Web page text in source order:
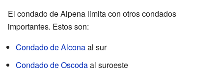
El condado de Alpena limita con otros condados
importantes. Estos son:
Condado de Alconaal sur
Condado de Oscodaal suroeste